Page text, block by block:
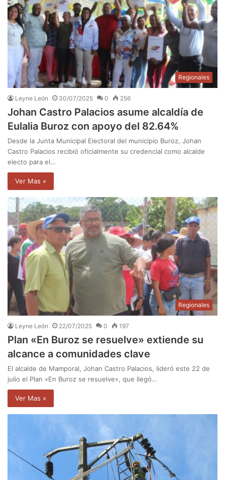
Regionales
Leyne León 30/07/2025 0 256
Johan Castro Palacios asume alcaldía de
Eulalia Buroz con apoyo del 82.64%
Desde la Junta Municipal Electoral del municipio Buroz, Johan
Castro Palacios recibió oficialmente su credencial como alcalde
electo para el…
Ver Mas »
Regionales
Leyne León 22/07/2025 0 197
Plan «En Buroz se resuelve» extiende su
alcance a comunidades clave
El alcalde de Mamporal, Johan Castro Palacios, lideró este 22 de
julio el Plan «En Buroz se resuelve», que llegó…
Ver Mas »